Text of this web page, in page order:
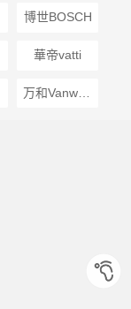
博世BOSCH
華帝vatti